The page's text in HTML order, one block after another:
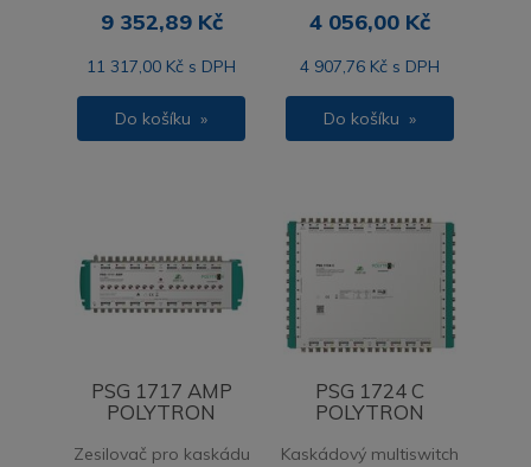
9 352,89 Kč
11 317,00 Kč s DPH
Do košíku »
4 056,00 Kč
4 907,76 Kč s DPH
Do košíku »
PSG 1717 AMP
POLYTRON
Zesilovač pro kaskádu
PSG 1724 C
POLYTRON
Kaskádový multiswitch